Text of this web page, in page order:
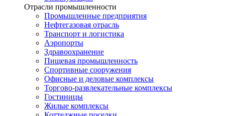
Отрасли промышленности
Промышленные предприятия
Нефтегазовая отрасль
Транспорт и логистика
Аэропорты
Здравоохранение
Пищевая промышленность
Спортивные сооружения
Офисные и деловые комплексы
Торгово-развлекательные комплексы
Гостиницы
Жилые комплексы